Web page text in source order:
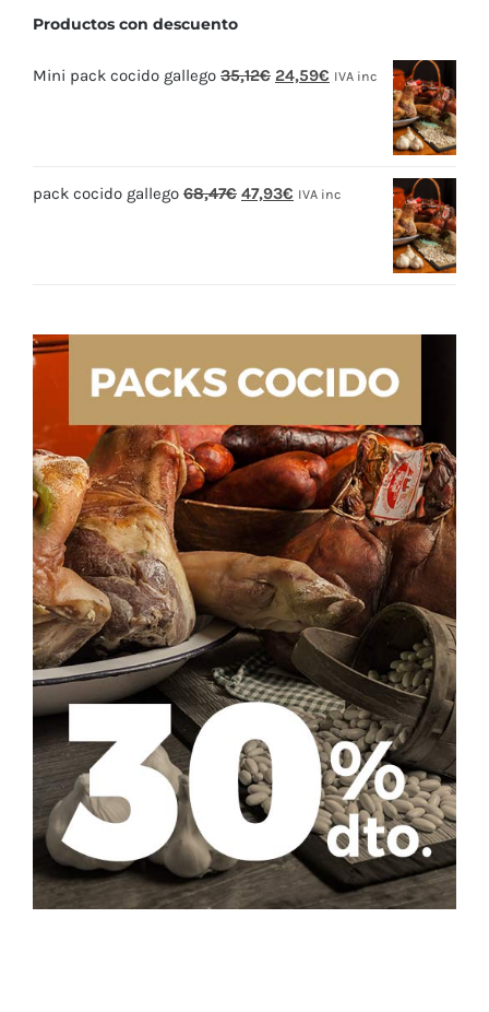
Productos con descuento
Mini pack cocido gallego 35,12€ El
35,12€.
24,59€ El
24,59€.
IVA inc
pack cocido gallego 68,47€ El
47,93€ El
IVA inc